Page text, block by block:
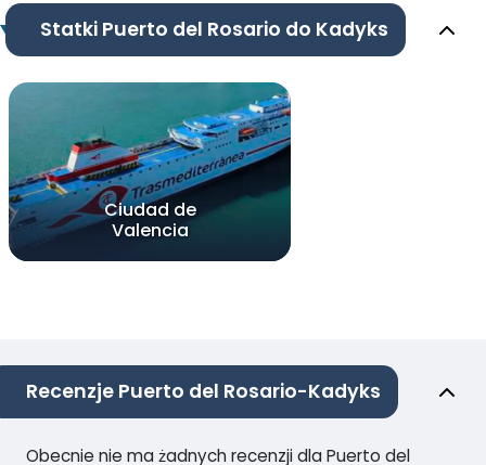
Statki Puerto del Rosario do Kadyks
Ciudad de
Valencia
Recenzje Puerto del Rosario-Kadyks
Obecnie nie ma żadnych recenzji dla Puerto del